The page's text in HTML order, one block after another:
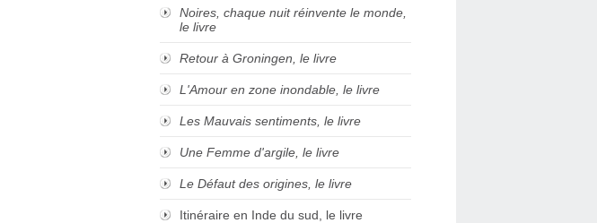
Noires, chaque nuit réinvente le monde,
le livre
Retour à Groningen, le livre
L'Amour en zone inondable, le livre
Les Mauvais sentiments, le livre
Une Femme d'argile, le livre
Le Défaut des origines, le livre
Itinéraire en Inde du sud, le livre